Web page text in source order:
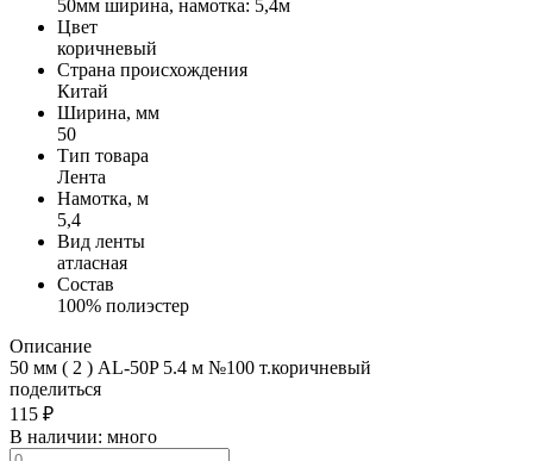
50мм ширина, намотка: 5,4м
Цвет
коричневый
Страна происхождения
Китай
Ширина, мм
50
Тип товара
Лента
Намотка, м
5,4
Вид ленты
атласная
Состав
100% полиэстер
Описание
50 мм ( 2 ) AL-50P 5.4 м №100 т.коричневый
поделиться
115 ₽
В наличии: много